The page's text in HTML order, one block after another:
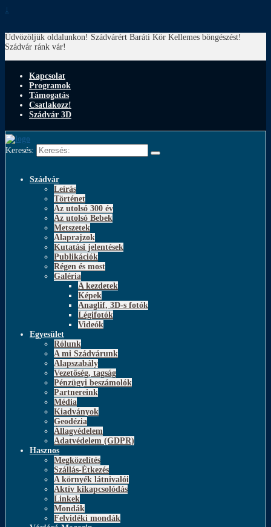
↓
Üdvözöljük oldalunkon! Szádvárért Baráti Kör Kellemes böngészést!
Szádvár ránk vár!
Kapcsolat
Programok
Támogatás
Csatlakozz!
Szádvár 3D
Keresés:
Szádvár
Leírás
Történet
Az utolsó 300 év
Az utolsó Bebek
Metszetek
Alaprajzok
Kutatási jelentések
Publikációk
Régen és most
Galéria
A kezdetek
Képek
Anaglif, 3D-s fotók
Légifotók
Videók
Egyesület
Rólunk
A mi Szádvárunk
Alapszabály
Vezetőség, tagság
Pénzügyi beszámolók
Partnereink
Média
Kiadványok
Geodézia
Állagvédelem
Adatvédelem (GDPR)
Hasznos
Megközelítés
Szállás-Étkezés
A környék látnivalói
Aktív kikapcsolódás
Linkek
Mondák
Felvidéki mondák